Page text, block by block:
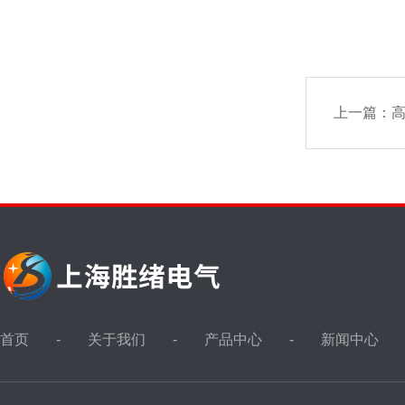
上一篇：
首页 关于我们 产品中心 新闻中心